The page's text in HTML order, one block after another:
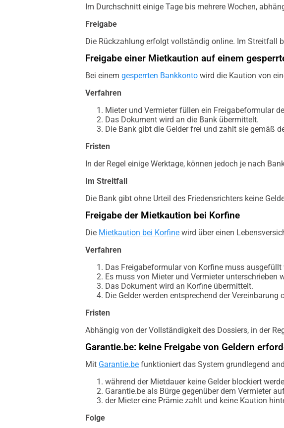
Im Durchschnitt einige Tage bis mehrere Wochen,
Freigabe
Die Rückzahlung erfolgt vollständig online. Im Streitfall
Freigabe einer Mietkaution auf einem
Bei einem gesperrten Bankkonto wird die Kaution von
Verfahren
Mieter und Vermieter füllen ein Freigabeformular
Das Dokument wird an die Bank übermittelt.
Die Bank gibt die Gelder frei und zahlt sie gemäß
Fristen
In der Regel einige Werktage, können jedoch je nach
Im Streitfall
Die Bank gibt ohne Urteil des Friedensrichters keine
Freigabe der Mietkaution bei Korfine
Die Mietkaution bei Korfine wird über einen
Verfahren
Das Freigabeformular von Korfine muss ausgefüllt
Es muss von Mieter und Vermieter unterschrieben
Das Dokument wird an Korfine übermittelt.
Die Gelder werden entsprechend der
Fristen
Abhängig von der Vollständigkeit des Dossiers, in der
Garantie.be: keine Freigabe von Geldern
Mit Garantie.be funktioniert das System grundlegend
während der Mietdauer keine Gelder blockiert
Garantie.be als Bürge gegenüber dem Vermieter
der Mieter eine Prämie zahlt und keine Kaution
Folge